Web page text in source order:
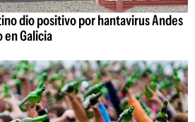
dio positivo por hantavirus Andes
en Galicia